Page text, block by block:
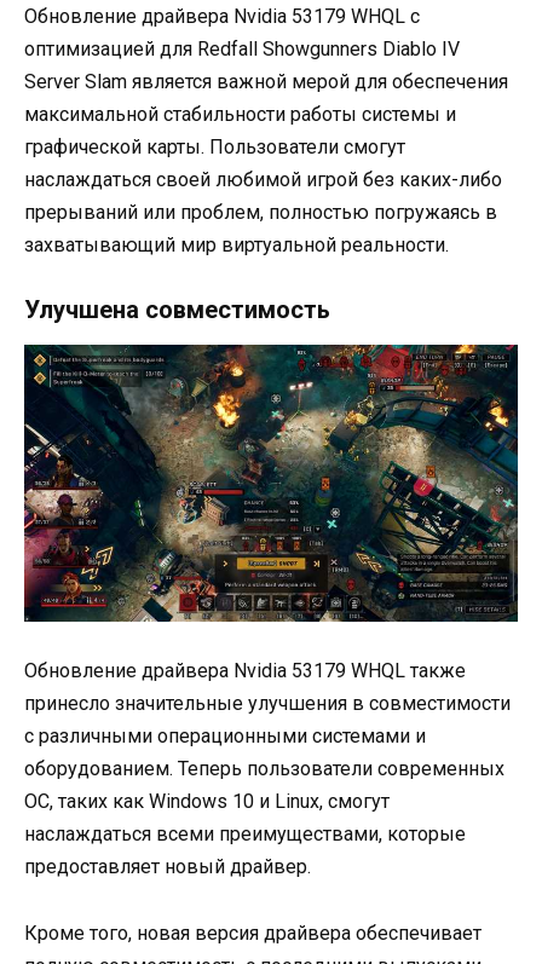
Обновление драйвера Nvidia 53179 WHQL с
оптимизацией для Redfall Showgunners Diablo IV
Server Slam является важной мерой для обеспечения
максимальной стабильности работы системы и
графической карты. Пользователи смогут
наслаждаться своей любимой игрой без каких-либо
прерываний или проблем, полностью погружаясь в
захватывающий мир виртуальной реальности.
Улучшена совместимость
Обновление драйвера Nvidia 53179 WHQL также
принесло значительные улучшения в совместимости
с различными операционными системами и
оборудованием. Теперь пользователи современных
ОС, таких как Windows 10 и Linux, смогут
наслаждаться всеми преимуществами, которые
предоставляет новый драйвер.
Кроме того, новая версия драйвера обеспечивает